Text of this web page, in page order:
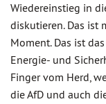
Wiedereinstieg in
diskutieren. Das ist
Moment. Das ist
Energie- und
Finger vom Herd,
die AfD und auch